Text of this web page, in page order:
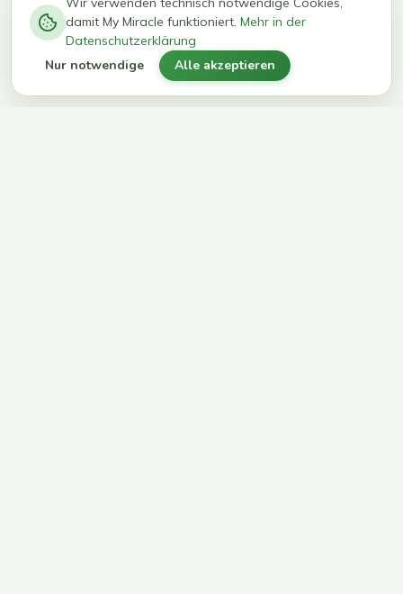
kg in 12
Wochen
erreichen
ihr Ziel
damit My Miracle funktioniert. Mehr in der
Datenschutzerklärung
Nur notwendige Alle akzeptieren